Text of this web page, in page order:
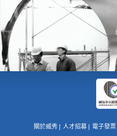
關於威秀 人才招募 電子發票